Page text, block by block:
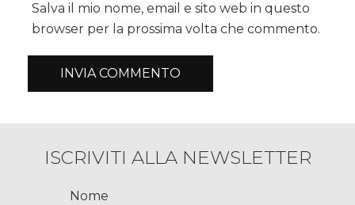
Salva il mio nome, email e sito web in questo
browser per la prossima volta che commento.
ISCRIVITI ALLA NEWSLETTER
Nome